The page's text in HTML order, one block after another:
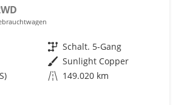
Getriebe Schalt. 5-Gang
Außenfarbe Sunlight Copper
Kilometerstand 149.020 km